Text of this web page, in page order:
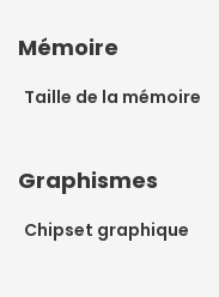
Mémoire
Taille de la mémoire
Graphismes
Chipset graphique